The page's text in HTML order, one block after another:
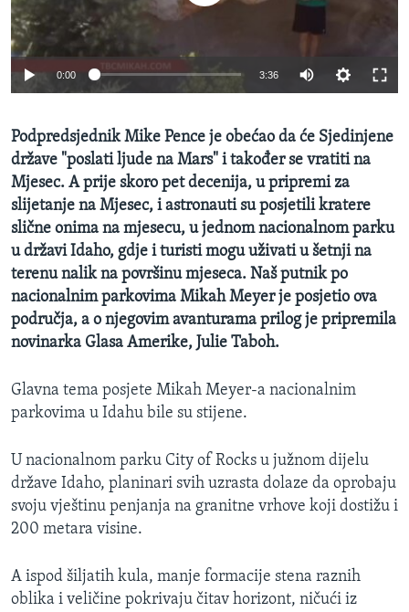
0:00 3:36
Podpredsjednik Mike Pence je obećao da će Sjedinjene
države "poslati ljude na Mars" i također se vratiti na
Mjesec. A prije skoro pet decenija, u pripremi za
slijetanje na Mjesec, i astronauti su posjetili kratere
slične onima na mjesecu, u jednom nacionalnom parku
u državi Idaho, gdje i turisti mogu uživati u šetnji na
terenu nalik na površinu mjeseca. Naš putnik po
nacionalnim parkovima Mikah Meyer je posjetio ova
područja, a o njegovim avanturama prilog je pripremila
novinarka Glasa Amerike, Julie Taboh.
Glavna tema posjete Mikah Meyer-a nacionalnim
parkovima u Idahu bile su stijene.
U nacionalnom parku City of Rocks u južnom dijelu
države Idaho, planinari svih uzrasta dolaze da oprobaju
svoju vještinu penjanja na granitne vrhove koji dostižu i
200 metara visine.
A ispod šiljatih kula, manje formacije stena raznih
oblika i veličine pokrivaju čitav horizont, ničući iz